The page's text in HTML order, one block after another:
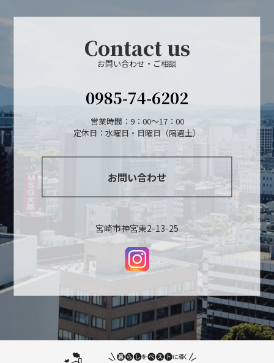
Contact us
お問い合わせ・ご相談
0985-74-6202
営業時間：9：00～17：00
定休日：水曜日・日曜日（隔週土）
お問い合わせ
宮崎市神宮東2-13-25